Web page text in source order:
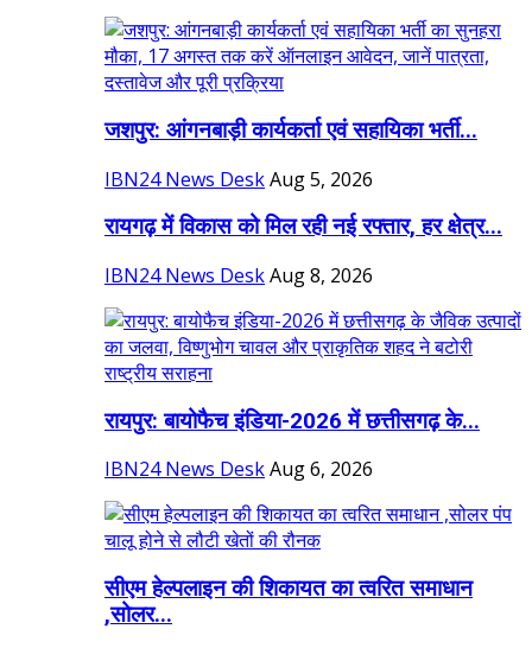
जशपुर: आंगनबाड़ी कार्यकर्ता एवं सहायिका भर्ती...
IBN24 News DeskAug 5, 2026
रायगढ़ में विकास को मिल रही नई रफ्तार, हर क्षेत्र...
IBN24 News DeskAug 8, 2026
रायपुर: बायोफैच इंडिया-2026 में छत्तीसगढ़ के...
IBN24 News DeskAug 6, 2026
सीएम हेल्पलाइन की शिकायत का त्वरित समाधान
,सोलर...